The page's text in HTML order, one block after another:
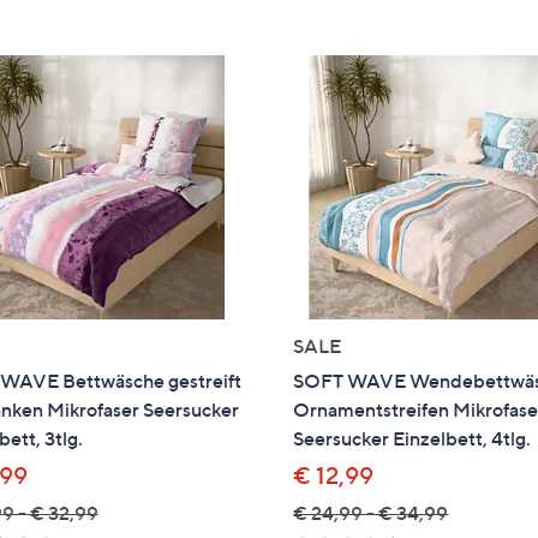
Bettwäsche gestreift
Mikrofaser Seersucker
3tlg.
- € 32,99
SALE
SOFT WAVE
Ornamentstreifen
Seersucker Einzelbett, 4tlg.
€ 12,99
€ 24,99 - € 34,99